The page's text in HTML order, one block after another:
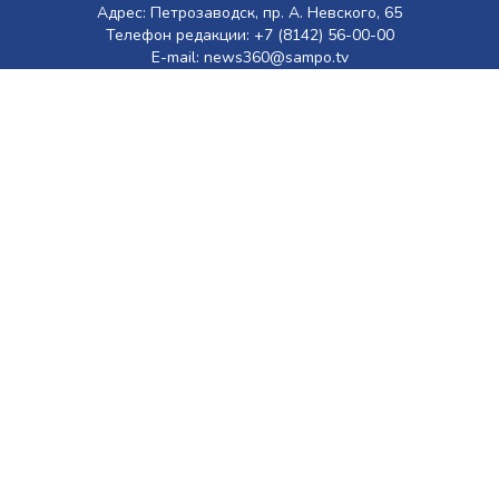
Адрес: Петрозаводск, пр. А. Невского, 65
Телефон редакции: +7 (8142) 56-00-00
E-mail: news360@sampo.tv